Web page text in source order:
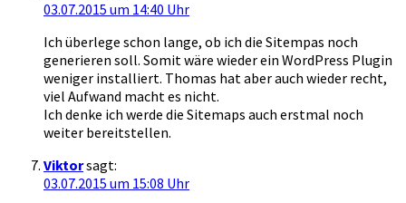
03.07.2015 um 14:40 Uhr
Ich überlege schon lange, ob ich die Sitempas noch
generieren soll. Somit wäre wieder ein WordPress Plugin
weniger installiert. Thomas hat aber auch wieder recht,
viel Aufwand macht es nicht.
Ich denke ich werde die Sitemaps auch erstmal noch
weiter bereitstellen.
Viktorsagt:
03.07.2015 um 15:08 Uhr